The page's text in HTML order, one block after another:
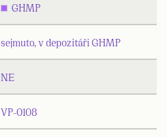
GHMP
sejmuto, v depozitáři GHMP
NE
VP-0108